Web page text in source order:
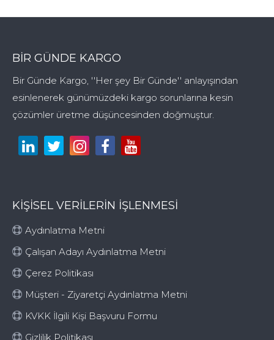
BIR GÜNDE KARGO
Bir Günde Kargo, ''Her şey Bir Günde'' anlayışından
esinlenerek günümüzdeki kargo sorunlarına kesin
çözümler üretme düşüncesinden doğmuştur.
KİŞİSEL VERİLERİN İŞLENMESİ
Aydınlatma Metni
Çalışan Adayı Aydınlatma Metni
Çerez Politikası
Müşteri - Ziyaretçi Aydınlatma Metni
KVKK İlgili Kişi Başvuru Formu
Gizlilik Politikası